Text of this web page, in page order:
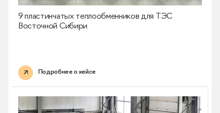
9 пластинчатых теплообменников для ТЭС
Восточной Сибири
Подробнее о кейсе